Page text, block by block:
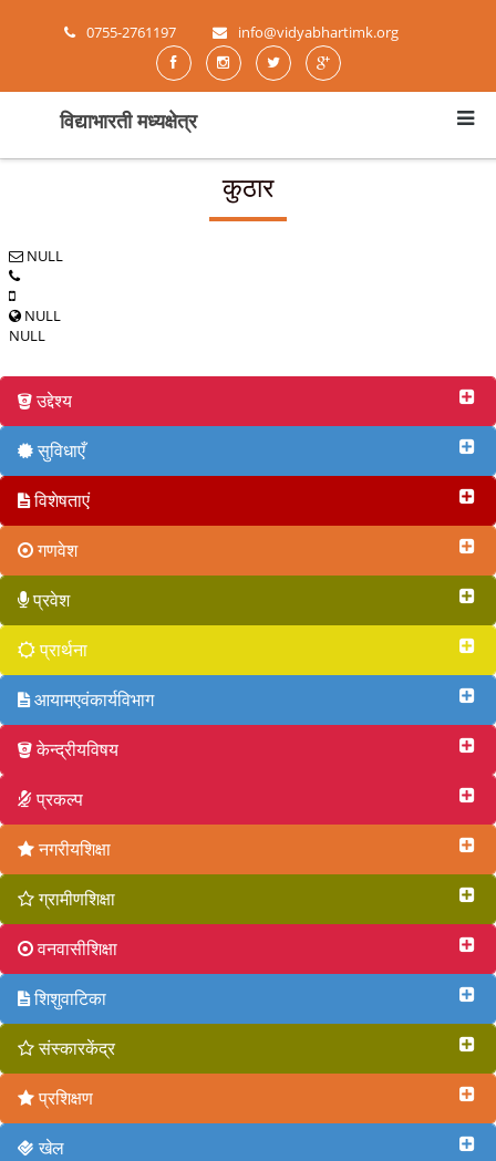
0755-2761197 info@vidyabhartimk.org
विद्याभारती मध्यक्षेत्र
कुठार
NULL
NULL
NULL
उद्देश्य
सुविधाएँ
विशेषताएं
गणवेश
प्रवेश
प्रार्थना
आयामएवंकार्यविभाग
केन्द्रीयविषय
प्रकल्प
नगरीयशिक्षा
ग्रामीणशिक्षा
वनवासीशिक्षा
शिशुवाटिका
संस्कारकेंद्र
प्रशिक्षण
खेल